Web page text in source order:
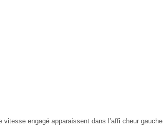
engagé apparaissent dans l’affi cheur gauche